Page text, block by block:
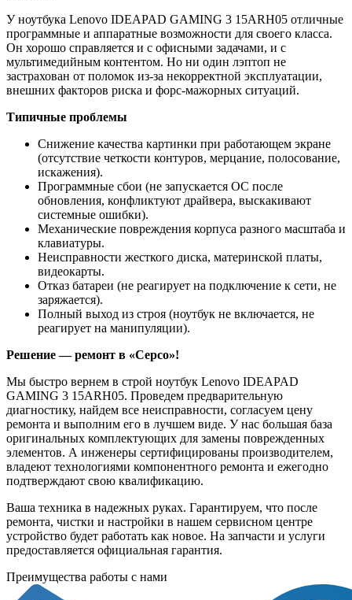
У ноутбука Lenovo IDEAPAD GAMING 3 15ARH05 отличные
программные и аппаратные возможности для своего класса.
Он хорошо справляется и с офисными задачами, и с
мультимедийным контентом. Но ни один лэптоп не
застрахован от поломок из-за некорректной эксплуатации,
внешних факторов риска и форс-мажорных ситуаций.
Типичные проблемы
Снижение качества картинки при работающем экране
(отсутствие четкости контуров, мерцание, полосование,
искажения).
Программные сбои (не запускается ОС после
обновления, конфликтуют драйвера, выскакивают
системные ошибки).
Механические повреждения корпуса разного масштаба и
клавиатуры.
Неисправности жесткого диска, материнской платы,
видеокарты.
Отказ батареи (не реагирует на подключение к сети, не
заряжается).
Полный выход из строя (ноутбук не включается, не
реагирует на манипуляции).
Решение — ремонт в «Серсо»!
Мы быстро вернем в строй ноутбук Lenovo IDEAPAD
GAMING 3 15ARH05. Проведем предварительную
диагностику, найдем все неисправности, согласуем цену
ремонта и выполним его в лучшем виде. У нас большая база
оригинальных комплектующих для замены поврежденных
элементов. А инженеры сертифицированы производителем,
владеют технологиями компонентного ремонта и ежегодно
подтверждают свою квалификацию.
Ваша техника в надежных руках. Гарантируем, что после
ремонта, чистки и настройки в нашем сервисном центре
устройство будет работать как новое. На запчасти и услуги
предоставляется официальная гарантия.
Преимущества работы с нами